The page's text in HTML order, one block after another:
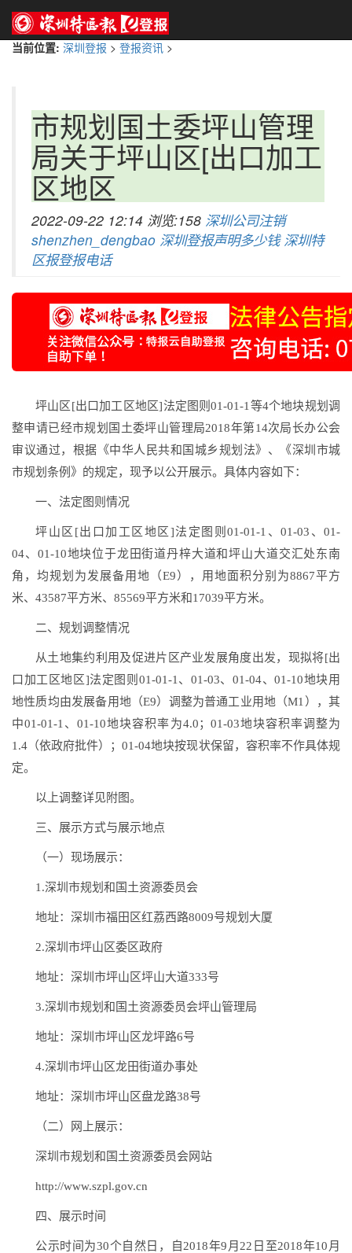
当前位置: 深圳登报 > 登报资讯 >
市规划国土委坪山管理
局关于坪山区[出口加工
区地区
2022-09-22 12:14 浏览:158 深圳公司注销
shenzhen_dengbao 深圳登报声明多少钱 深圳特
区报登报电话
坪山区[出口加工区地区]法定图则01-01-1等4个地块规划调
整申请已经市规划国土委坪山管理局2018年第14次局长办公会
审议通过，根据《中华人民共和国城乡规划法》、《深圳市城
市规划条例》的规定，现予以公开展示。具体内容如下：
一、法定图则情况
坪山区[出口加工区地区]法定图则01-01-1、01-03、01-
04、01-10地块位于龙田街道丹梓大道和坪山大道交汇处东南
角，均规划为发展备用地（E9），用地面积分别为8867平方
米、43587平方米、85569平方米和17039平方米。
二、规划调整情况
从土地集约利用及促进片区产业发展角度出发，现拟将[出
口加工区地区]法定图则01-01-1、01-03、01-04、01-10地块用
地性质均由发展备用地（E9）调整为普通工业用地（M1），其
中01-01-1、01-10地块容积率为4.0；01-03地块容积率调整为
1.4（依政府批件）；01-04地块按现状保留，容积率不作具体规
定。
以上调整详见附图。
三、展示方式与展示地点
（一）现场展示：
1.深圳市规划和国土资源委员会
地址：深圳市福田区红荔西路8009号规划大厦
2.深圳市坪山区委区政府
地址：深圳市坪山区坪山大道333号
3.深圳市规划和国土资源委员会坪山管理局
地址：深圳市坪山区龙坪路6号
4.深圳市坪山区龙田街道办事处
地址：深圳市坪山区盘龙路38号
（二）网上展示：
深圳市规划和国土资源委员会网站
http://www.szpl.gov.cn
四、展示时间
公示时间为30个自然日，自2018年9月22日至2018年10月